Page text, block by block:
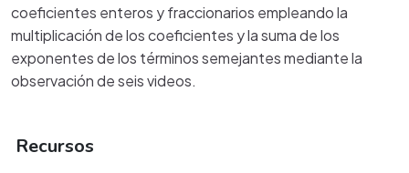
coeficientes enteros y fraccionarios empleando la
multiplicación de los coeficientes y la suma de los
exponentes de los términos semejantes mediante la
observación de seis videos.
Recursos